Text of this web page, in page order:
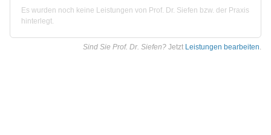
Es wurden noch keine Leistungen von Prof. Dr. Siefen bzw. der Praxis
hinterlegt.
Sind Sie Prof. Dr. Siefen? Jetzt Leistungen bearbeiten.